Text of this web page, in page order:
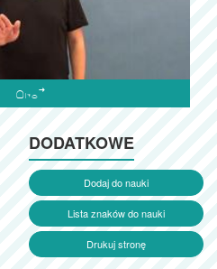

DODATKOWE
Dodaj do nauki
Lista znaków do nauki
Drukuj stronę